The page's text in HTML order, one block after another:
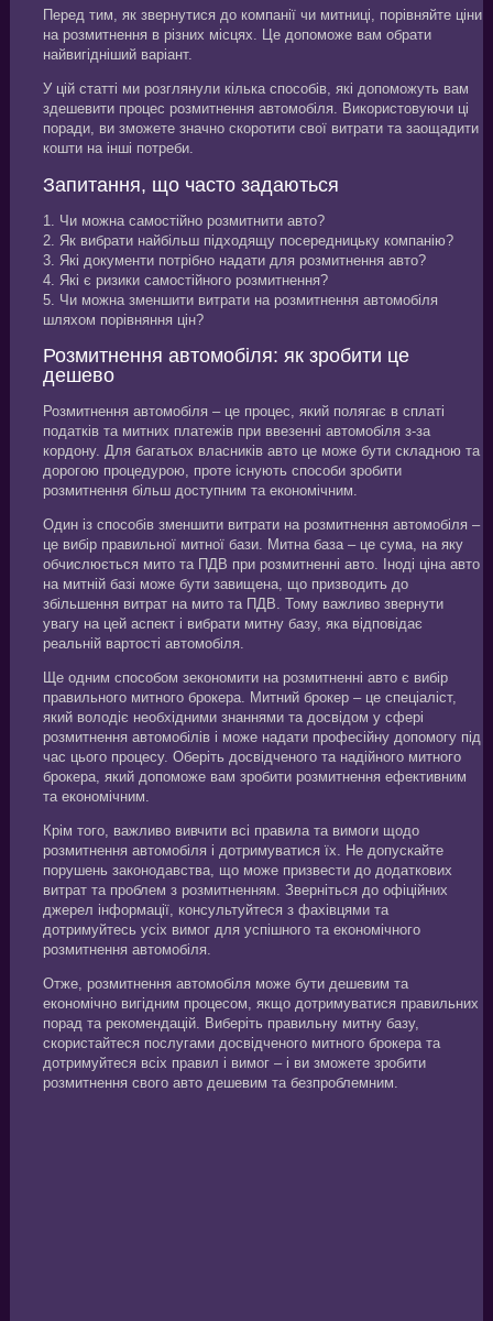
Перед тим, як звернутися до компанії чи митниці, порівняйте ціни
на розмитнення в різних місцях. Це допоможе вам обрати
найвигідніший варіант.
У цій статті ми розглянули кілька способів, які допоможуть вам
здешевити процес розмитнення автомобіля. Використовуючи ці
поради, ви зможете значно скоротити свої витрати та заощадити
кошти на інші потреби.
Запитання, що часто задаються
1. Чи можна самостійно розмитнити авто?
2. Як вибрати найбільш підходящу посередницьку компанію?
3. Які документи потрібно надати для розмитнення авто?
4. Які є ризики самостійного розмитнення?
5. Чи можна зменшити витрати на розмитнення автомобіля
шляхом порівняння цін?
Розмитнення автомобіля: як зробити це
дешево
Розмитнення автомобіля – це процес, який полягає в сплаті
податків та митних платежів при ввезенні автомобіля з-за
кордону. Для багатьох власників авто це може бути складною та
дорогою процедурою, проте існують способи зробити
розмитнення більш доступним та економічним.
Один із способів зменшити витрати на розмитнення автомобіля –
це вибір правильної митної бази. Митна база – це сума, на яку
обчислюється мито та ПДВ при розмитненні авто. Іноді ціна авто
на митній базі може бути завищена, що призводить до
збільшення витрат на мито та ПДВ. Тому важливо звернути
увагу на цей аспект і вибрати митну базу, яка відповідає
реальній вартості автомобіля.
Ще одним способом зекономити на розмитненні авто є вибір
правильного митного брокера. Митний брокер – це спеціаліст,
який володіє необхідними знаннями та досвідом у сфері
розмитнення автомобілів і може надати професійну допомогу під
час цього процесу. Оберіть досвідченого та надійного митного
брокера, який допоможе вам зробити розмитнення ефективним
та економічним.
Крім того, важливо вивчити всі правила та вимоги щодо
розмитнення автомобіля і дотримуватися їх. Не допускайте
порушень законодавства, що може призвести до додаткових
витрат та проблем з розмитненням. Зверніться до офіційних
джерел інформації, консультуйтеся з фахівцями та
дотримуйтесь усіх вимог для успішного та економічного
розмитнення автомобіля.
Отже, розмитнення автомобіля може бути дешевим та
економічно вигідним процесом, якщо дотримуватися правильних
порад та рекомендацій. Виберіть правильну митну базу,
скористайтеся послугами досвідченого митного брокера та
дотримуйтеся всіх правил і вимог – і ви зможете зробити
розмитнення свого авто дешевим та безпроблемним.